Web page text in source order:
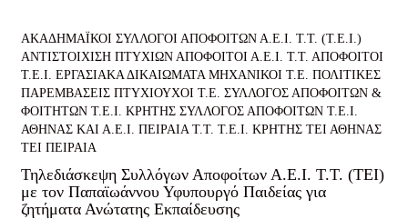
ΑΚΑΔΗΜΑΪΚΟΙ ΣΥΛΛΟΓΟΙ ΑΠΟΦΟΙΤΩΝ Α.Ε.Ι. Τ.Τ. (Τ.Ε.Ι.)
ΑΝΤΙΣΤΟΙΧΙΣΗ ΠΤΥΧΙΩΝ ΑΠΟΦΟΙΤΟΙ Α.Ε.Ι. Τ.Τ. ΑΠΟΦΟΙΤΟΙ
Τ.Ε.Ι.
ΕΡΓΑΣΙΑΚΑ ΔΙΚΑΙΩΜΑΤΑ ΜΗΧΑΝΙΚΟΙ Τ.Ε.
ΠΟΛΙΤΙΚΕΣ
ΠΑΡΕΜΒΑΣΕΙΣ ΠΤΥΧΙΟΥΧΟΙ Τ.Ε.
ΣΥΛΛΟΓΟΣ ΑΠΟΦΟΙΤΩΝ &
ΦΟΙΤΗΤΩΝ Τ.Ε.Ι. ΚΡΗΤΗΣ ΣΥΛΛΟΓΟΣ ΑΠΟΦΟΙΤΩΝ Τ.Ε.Ι.
ΑΘΗΝΑΣ ΚΑΙ Α.Ε.Ι. ΠΕΙΡΑΙΑ Τ.Τ. Τ.Ε.Ι. ΚΡΗΤΗΣ ΤΕΙ ΑΘΗΝΑΣ
ΤΕΙ ΠΕΙΡΑΙΑ
Τηλεδιάσκεψη Συλλόγων Αποφοίτων Α.Ε.Ι. Τ.Τ. (ΤΕΙ)
με τον Παπαϊωάννου Υφυπουργό Παιδείας για
ζητήματα Ανώτατης Εκπαίδευσης